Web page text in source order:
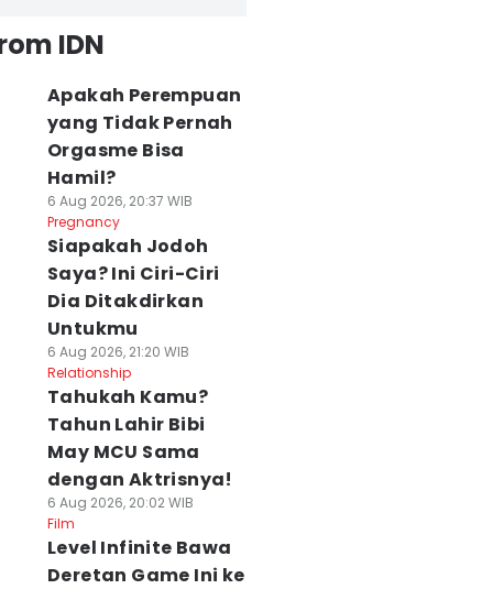
IDN
Apakah Perempuan
yang Tidak Pernah
Orgasme Bisa
Hamil?
6 Aug 2026, 20:37 WIB
Pregnancy
Siapakah Jodoh
Saya? Ini Ciri-Ciri
Dia Ditakdirkan
Untukmu
6 Aug 2026, 21:20 WIB
Relationship
Tahukah Kamu?
Tahun Lahir Bibi
May MCU Sama
dengan Aktrisnya!
6 Aug 2026, 20:02 WIB
Film
Level Infinite Bawa
Deretan Game Ini ke